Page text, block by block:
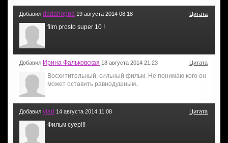
Добавил dadahoppa 19 августа 2014 08:18 Цитата
film prosto super 10 !
Добавил Ирина Фальковская 18 августа 2014 21:23 Цитата
Восхитительный, сильный фильм. Не понимаю кого он
может оставить равнодушным..
Добавил vlad 14 августа 2014 11:08 Цитата
Фильм суер!!!